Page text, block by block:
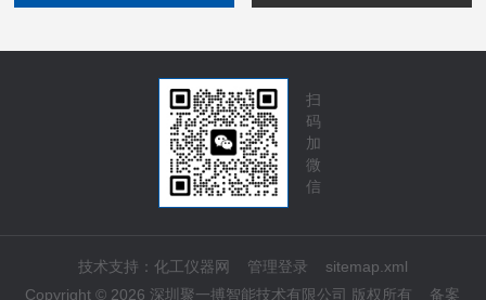
扫
码
加
微
信
技术支持： 化工仪器网 管理登录
sitemap.xml
Copyright © 2026 深圳聚一搏智能技术有限公司 版权所有 备案